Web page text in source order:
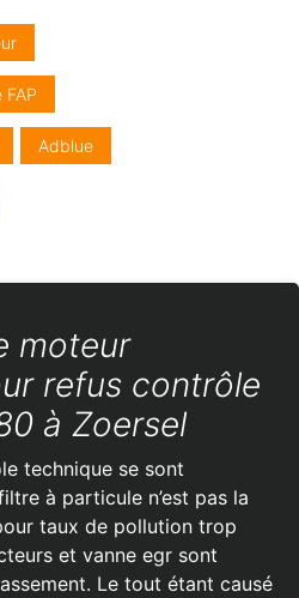
Adblue
moteur
refus contrôle
à Zoersel
technique se sont
à particule n’est pas la
taux de pollution trop
et vanne egr sont
Le tout étant causé